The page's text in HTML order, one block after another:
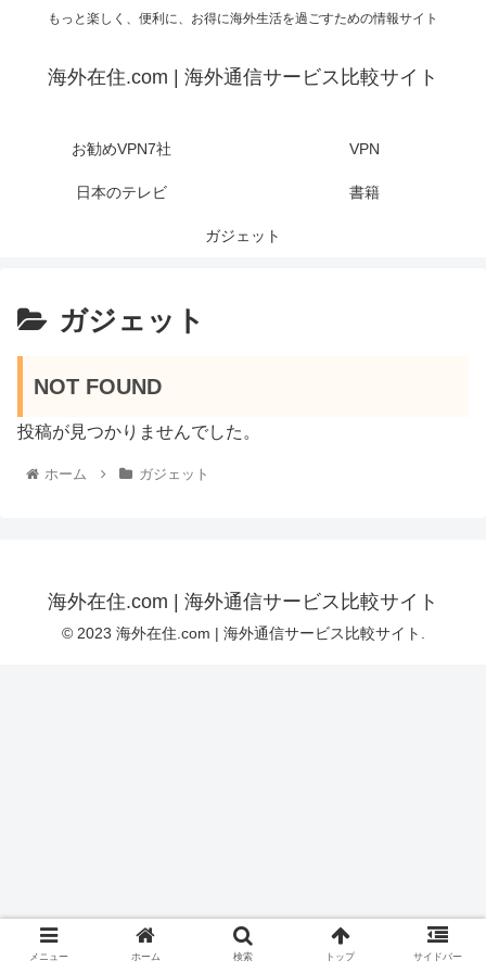
もっと楽しく、便利に、お得に海外生活を過ごすための情報サイト
海外在住.com | 海外通信サービス比較サイト
お勧めVPN7社 VPN
日本のテレビ 書籍
ガジェット
ガジェット
NOT FOUND
投稿が見つかりませんでした。
ホーム ガジェット
海外在住.com | 海外通信サービス比較サイト
© 2023 海外在住.com | 海外通信サービス比較サイト.
メニュー ホーム 検索 トップ サイドバー